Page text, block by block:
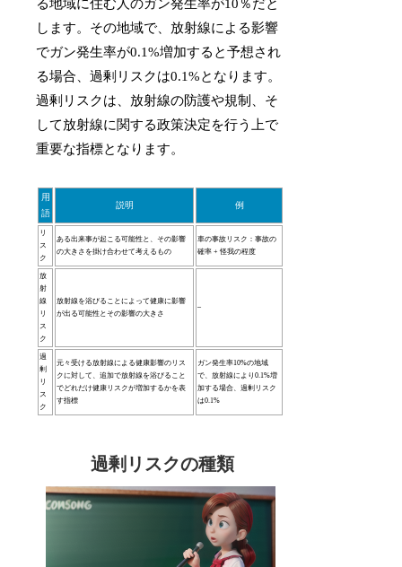
る地域に住む人のガン発生率が10％だと
します。その地域で、放射線による影響
でガン発生率が0.1%増加すると予想され
る場合、過剰リスクは0.1%となります。
過剰リスクは、放射線の防護や規制、そ
して放射線に関する政策決定を行う上で
重要な指標となります。
用
語
説明 例
リ
ス
ク
ある出来事が起こる可能性と、その影響
の大きさを掛け合わせて考えるもの
車の事故リスク：事故の
確率 + 怪我の程度
放
射
線
リ
ス
ク
放射線を浴びることによって健康に影響
が出る可能性とその影響の大きさ
–
過
剰
リ
ス
ク
元々受ける放射線による健康影響のリス
クに対して、追加で放射線を浴びること
でどれだけ健康リスクが増加するかを表
す指標
ガン発生率10%の地域
で、放射線により0.1%増
加する場合、過剰リスク
は0.1%
過剰リスクの種類